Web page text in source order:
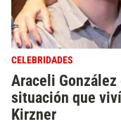
CELEBRIDADES
Araceli
situación que
Kirzner